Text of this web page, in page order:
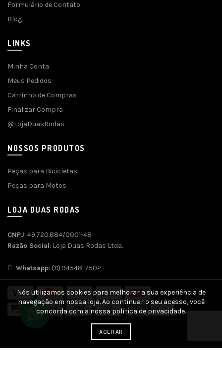
Formulário de Contato
Blog
LINKS
Minha Conta
Meus Pedidos
Carrinho de Compras
Finalizar Compra
@LojaDuasRodas
NOSSOS PRODUTOS
Peças para Bicicletas
Peças para Motos
LOJA DUAS RODAS
CNPJ: 49.720.884/0001-48
Razão Social: Loja Duas Rodas Ltda.
Whatsapp: (11) 94548-7502
Nós utilizamos cookies para melhorar a sua experiência de
navegação em nossa loja. Ao continuar o seu acesso, você
concorda com a nossa política de privacidade.
ACEITAR